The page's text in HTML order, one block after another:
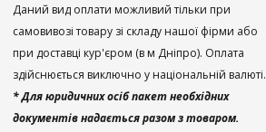
Даний вид оплати можливий тільки при
самовивозі товару зі складу нашої фірми або
при доставці кур'єром (в м Дніпро). Оплата
здійснюється виключно у національній валюті.
* Для юридичних осіб пакет необхідних
документів надається разом з товаром.